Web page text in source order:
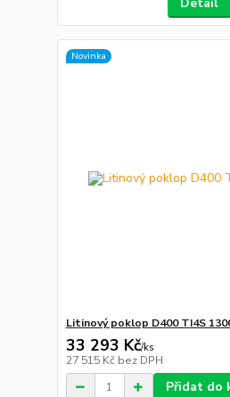
Novinka
Litinový poklop D400 TI4S
33 293 Kč/ks
27 515 Kč bez DPH
Přidat do